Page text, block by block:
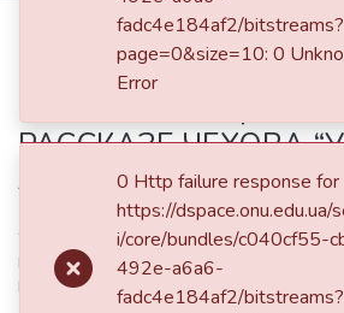
All of DSpace
ПРОБЛЕМА ПАМЯТИ В
КОНТЕКСТЕ
МЫШЛЕНИЯ: ЦВЕТ И
РАССКАЗЕ ЧЕХОВА “У
ЗНАКОМЫХ”
Alternative Title
ПРОБЛЕМА ПАМ’ЯТІ В КОНТЕКСТІ
КОЛІР ТА ЗВУК В ОПОВІДАННІ ЧЕХОВА
fadc4e184af2/bitstreams?
page=0&size=10: 0
Error
0 Http failure response for
https://dspace.onu.edu.ua/
i/core/bundles/c040cf55-
492e-a6a6-
fadc4e184af2/bitstreams?